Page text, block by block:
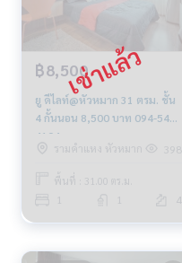
฿8,500
ยู ดีไลท์@หัวหมาก 31 ตรม. ชั้น
4 กั้นนอน 8,500 บาท 094-549-
4104
รามคำแหง หัวหมาก
398
พื้นที่ : 31.00 ตร.ม.
4